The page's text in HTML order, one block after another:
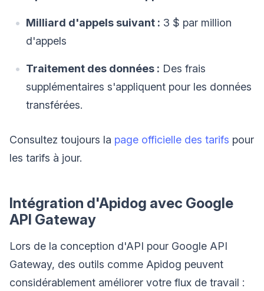
Milliard d'appels suivant : 3 $ par million
d'appels
Traitement des données : Des frais
supplémentaires s'appliquent pour les données
transférées.
Consultez toujours la page officielle des tarifs pour
les tarifs à jour.
Intégration d'Apidog avec Google
API Gateway
Lors de la conception d'API pour Google API
Gateway, des outils comme Apidog peuvent
considérablement améliorer votre flux de travail :